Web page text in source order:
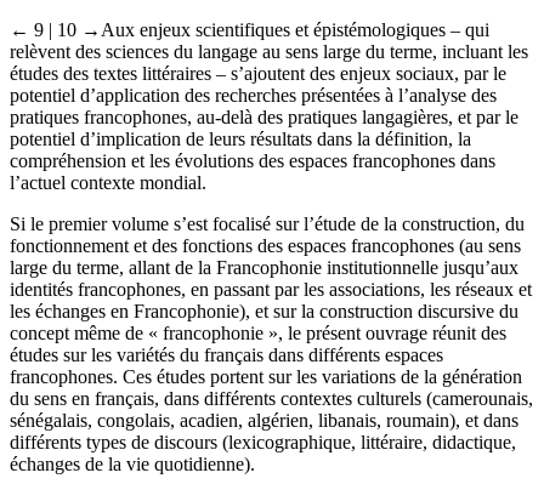
← 9 | 10 → Aux enjeux scientifiques et épistémologiques – qui
relèvent des sciences du langage au sens large du terme, incluant les
études des textes littéraires – s’ajoutent des enjeux sociaux, par le
potentiel d’application des recherches présentées à l’analyse des
pratiques francophones, au-delà des pratiques langagières, et par le
potentiel d’implication de leurs résultats dans la définition, la
compréhension et les évolutions des espaces francophones dans
l’actuel contexte mondial.
Si le premier volume s’est focalisé sur l’étude de la construction, du
fonctionnement et des fonctions des espaces francophones (au sens
large du terme, allant de la Francophonie institutionnelle jusqu’aux
identités francophones, en passant par les associations, les réseaux et
les échanges en Francophonie), et sur la construction discursive du
concept même de « francophonie », le présent ouvrage réunit des
études sur les variétés du français dans différents espaces
francophones. Ces études portent sur les variations de la génération
du sens en français, dans différents contextes culturels (camerounais,
sénégalais, congolais, acadien, algérien, libanais, roumain), et dans
différents types de discours (lexicographique, littéraire, didactique,
échanges de la vie quotidienne).